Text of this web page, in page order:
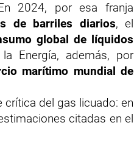
2024, por esa franja
de barriles diarios, el
global de líquidos
Energía, además, por
marítimo mundial de
del gas licuado: en
citadas en el